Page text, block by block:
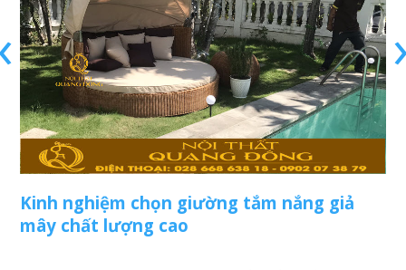
Kinh nghiệm chọn giường tắm nắng giả
mây chất lượng cao